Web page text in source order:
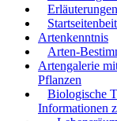
Artenkenntnis
Arten-
Artengalerie
Pflanzen
Biologische
Informationen